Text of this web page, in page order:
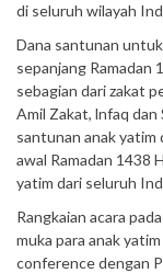
di seluruh wilayah
Dana santunan
sepanjang Ramadan
sebagian dari zakat
Amil Zakat, lnfaq dan
santunan anak yatim
awal Ramadan 1438
yatim dari seluruh
Rangkaian acara
muka para anak
conference dengan